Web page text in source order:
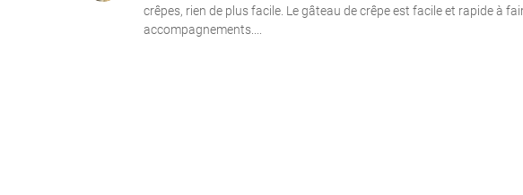
crêpes, rien de plus facile. Le gâteau de crêpe est facile et rapide à
accompagnements....